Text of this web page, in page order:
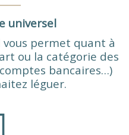
universel
permet quant à
ou la catégorie des
bancaires…)
léguer.